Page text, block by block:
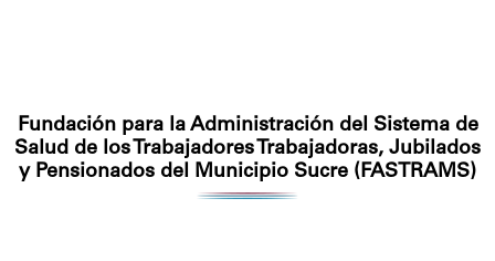
Fundación para la Administración del Sistema de
Salud de los Trabajadores Trabajadoras, Jubilados
y Pensionados del Municipio Sucre (FASTRAMS)